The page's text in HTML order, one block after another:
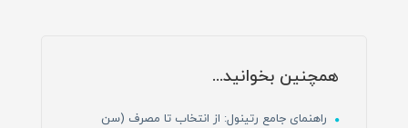
همچنین بخوانید...
راهنمای جامع رتینول: از انتخاب تا مصرف (سن